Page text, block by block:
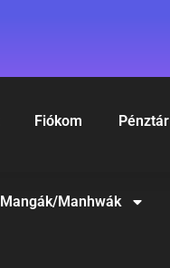
Fiókom Pénztár
Mangák/Manhwák